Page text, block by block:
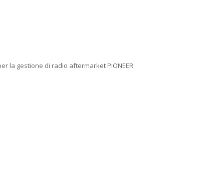
la gestione di radio aftermarket PIONEER